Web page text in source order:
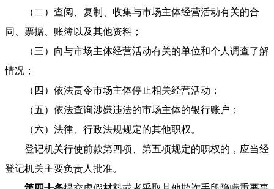
（二）查阅、复制、收集与市场主体经营活动有关的合
同、票据、账簿以及其他资料；
（三）向与市场主体经营活动有关的单位和个人调查了解
情况；
（四）依法责令市场主体停止相关经营活动；
（五）依法查询涉嫌违法的市场主体的银行账户；
（六）法律、行政法规规定的其他职权。
登记机关行使前款第四项、第五项规定的职权的，应当经
登记机关主要负责人批准。